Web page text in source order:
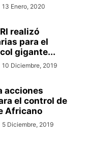
13 Enero, 2020
realizó
para el
gigante...
10 Diciembre, 2019
acciones
el control de
Africano
5 Diciembre, 2019